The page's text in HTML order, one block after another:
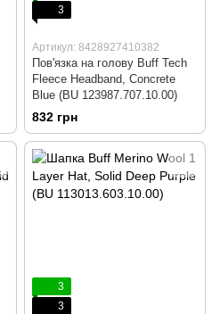
3
Артикул: 8428927410382
Пов'язка на голову Buff Tech
Fleece Headband, Concrete
Blue (BU 123987.707.10.00)
832 грн
3
3